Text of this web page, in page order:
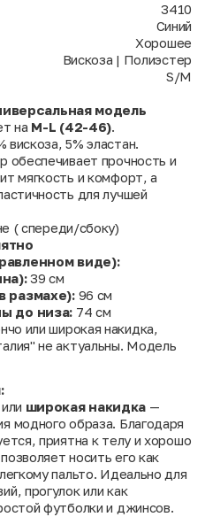
3410
Синий
Хорошее
Вискоза | Полиэстер
S/M
модель
на M-L (42-46).
5% эластан.
обеспечивает прочность и
мягкость и комфорт, а
для лучшей
( спереди/сбоку)
виде):
39 см
размахе):96 см
до низа: 74 см
или широкая накидка,
не актуальны. Модель
или широкая накидка —
модного образа. Благодаря
приятна к телу и хорошо
носить его как
пальто. Идеально для
прогулок или как
футболки и джинсов.